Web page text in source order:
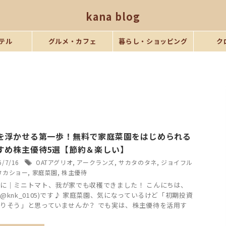
kana blog
ル グルメ・カフェ 暮らし・ショッピング ク
浮かせる第一歩！無料で家庭菜園をはじめられる
め株主優待5選【節約＆楽しい】
7/16 OATアグリオ, アークランズ,サカタのタネ, ジョイフル
カショー, 家庭菜園,株主優待
｜ミニトマト、我が家でも収穫できました！ こんにちは、
です♪ 家庭菜園、気になっているけど「初期投資
そう」と思っていませんか？ でも実は、株主優待を活用す